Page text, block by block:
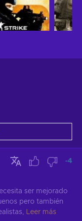
-4
ser mejorado
pero también
Leer más